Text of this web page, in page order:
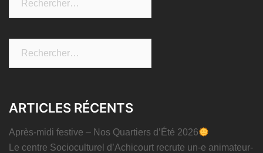
ARTICLES RÉCENTS
Après-midi festive – Nos Quartiers d’Été 2026
Le centre Socioculturel d’Achicourt recrute un-e animateur-